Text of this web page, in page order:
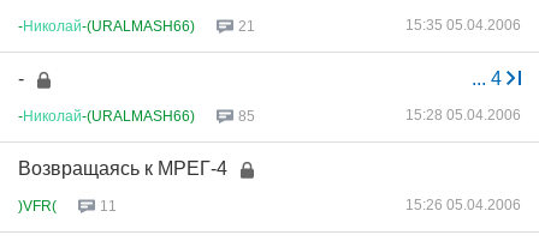
-Николай-(URALMASH66) 21 15:35 05.04.2006
... 4
-
-Николай-(URALMASH66) 85 15:28 05.04.2006
Возвращаясь к МРЕГ-4
)VFR( 11 15:26 05.04.2006